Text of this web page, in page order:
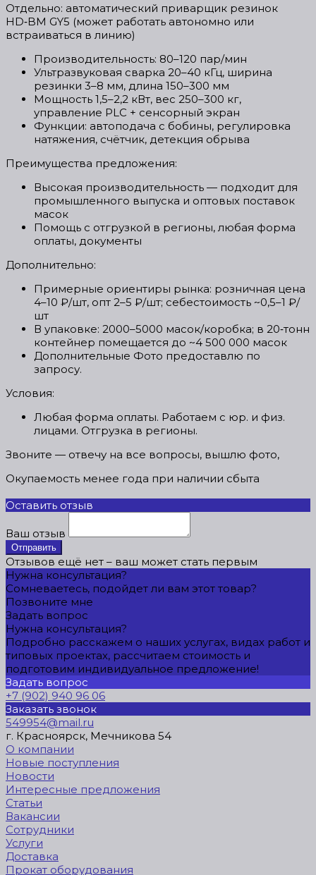
Отдельно: автоматический приварщик резинок
HD‑BM GY5 (может работать автономно или
встраиваться в линию)
Производительность: 80–120 пар/мин
Ультразвуковая сварка 20–40 кГц, ширина
резинки 3–8 мм, длина 150–300 мм
Мощность 1,5–2,2 кВт, вес 250–300 кг,
управление PLC + сенсорный экран
Функции: автоподача с бобины, регулировка
натяжения, счётчик, детекция обрыва
Преимущества предложения:
Высокая производительность — подходит для
промышленного выпуска и оптовых поставок
масок
Помощь с отгрузкой в регионы, любая форма
оплаты, документы
Дополнительно:
Примерные ориентиры рынка: розничная цена
4–10 ₽/шт, опт 2–5 ₽/шт; себестоимость ~0,5–1 ₽/
шт
В упаковке: 2000–5000 масок/коробка; в 20‑тонн
контейнер помещается до ~4 500 000 масок
Дополнительные Фото предоставлю по
запросу.
Условия:
Любая форма оплаты. Работаем с юр. и физ.
лицами. Отгрузка в регионы.
Звоните — отвечу на все вопросы, вышлю фото,
Окупаемость менее года при наличии сбыта
Оставить отзыв
Ваш отзыв
Отправить
Отзывов ещё нет – ваш может стать первым
Нужна консультация?
Сомневаетесь, подойдет ли вам этот товар?
Позвоните мне
Задать вопрос
Нужна консультация?
Подробно расскажем о наших услугах, видах работ и
типовых проектах, рассчитаем стоимость и
подготовим индивидуальное предложение!
Задать вопрос
+7 (902) 940 96 06
Заказать звонок
549954@mail.ru
г. Красноярск, Мечникова 54
О компании
Новые поступления
Новости
Интересные предложения
Статьи
Вакансии
Сотрудники
Услуги
Доставка
Прокат оборудования